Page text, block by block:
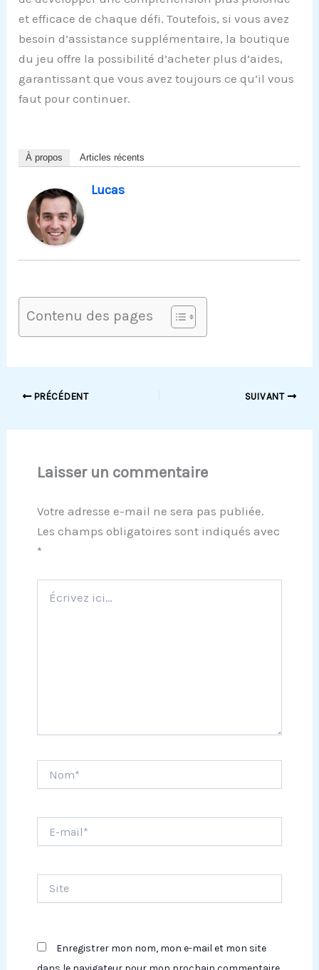
et efficace de chaque défi. Toutefois, si vous avez
besoin d’assistance supplémentaire, la boutique
du jeu offre la possibilité d’acheter plus d’aides,
garantissant que vous avez toujours ce qu’il vous
faut pour continuer.
À propos Articles récents
Lucas
Contenu des pages
PRÉCÉDENT SUIVANT
Laisser un commentaire
Votre adresse e-mail ne sera pas publiée.
Les champs obligatoires sont indiqués avec
*
ici…
mail*
Enregistrer mon nom, mon e-mail et mon site